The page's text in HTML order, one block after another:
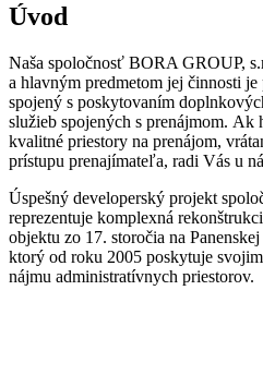
Úvod
Naša spoločnosť BORA GROUP,
a hlavným predmetom jej činnosti
spojený s poskytovaním
služieb spojených s prenájmom. Ak
kvalitné priestory na prenájom,
prístupu prenajímateľa, radi Vás u
Úspešný developerský projekt
reprezentuje komplexná
objektu zo 17. storočia na
ktorý od roku 2005 poskytuje
nájmu administratívnych priestorov.